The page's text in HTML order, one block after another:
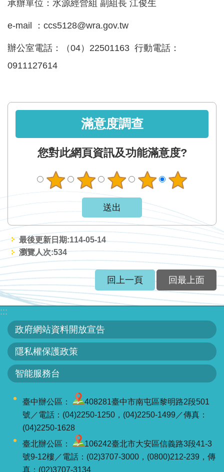
見
信
問
性
平
專
區
English
RSS
互
動
交
流
屬
承辦單位：水源經營組 副組長 江俊生
e-mail ：ccs5128@wra.gov.tw
辦公室電話：（04）22501163 行動電話：
0911127614
滿意度調查
您對此網頁資訊及功能滿意度?
最後更新日期:114-05-14
瀏覽人次:534
回上一頁 回最上面
:::
政府網站資料開放宣告
隱私權保護政策
智能服務台
臺中辦公區：
408281臺中市南屯區黎明路2段501
號／電話：(04)2250-1250，(04)2250-1499／傳真：
(04)2250-1628
臺北辦公區：
106242臺北市大安區信義路3段41-3
號9-12樓／電話：(02)3707-3000，(0800)212-239，傳
真：(02)3707-3134